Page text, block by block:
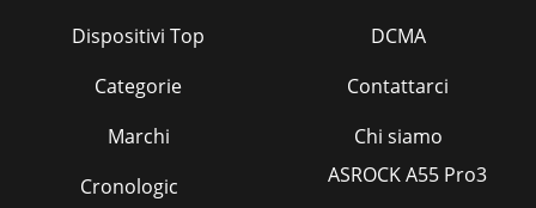
Dispositivi Top
Categorie
Marchi
DCMA
Contattarci
Chi siamo
Cronologic
ASROCK A55 Pro3